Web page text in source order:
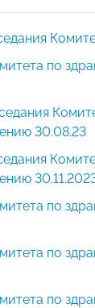
по
30.08.23
по
по
по